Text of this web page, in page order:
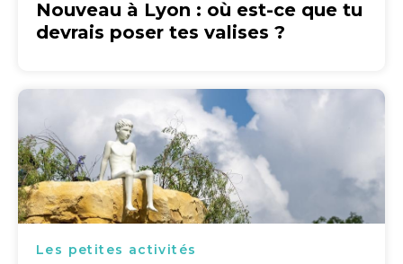
Nouveau à Lyon : où est-ce que tu
devrais poser tes valises ?
Les petites activités